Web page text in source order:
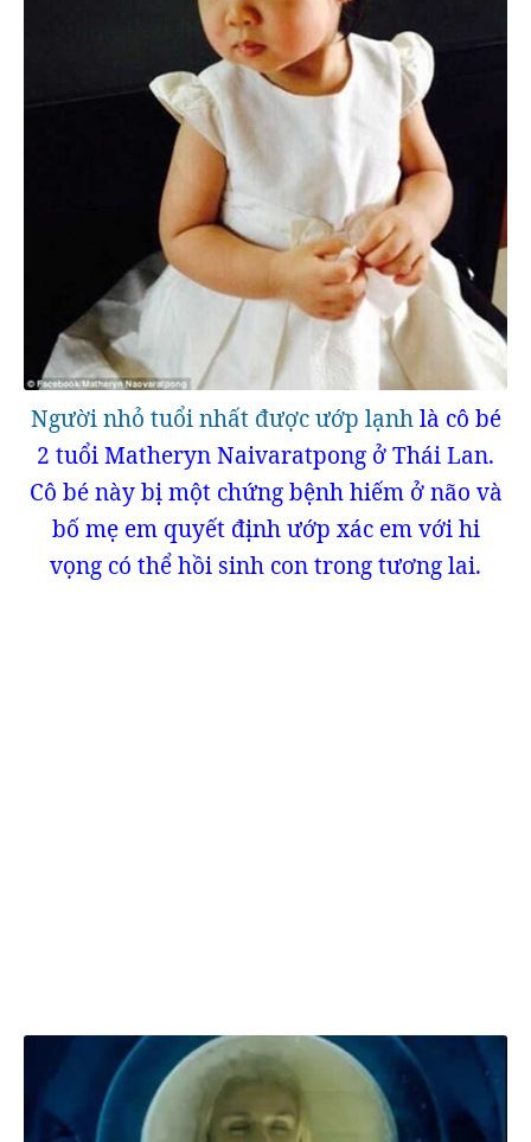
Người nhỏ tuổi nhất được ướp lạnhlà cô bé
2 tuổi Matheryn Naivaratpong ở Thái Lan.
Cô bé này bị một chứng bệnh hiếm ở não và
bố mẹ em quyết định ướp xác em với hi
vọng có thể hồi sinh con trong tương lai.